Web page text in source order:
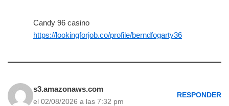
Candy 96 casino
https://lookingforjob.co/profile/berndfogarty36
s3.amazonaws.com
el 02/08/2026 a las 7:32 pm
RESPONDER